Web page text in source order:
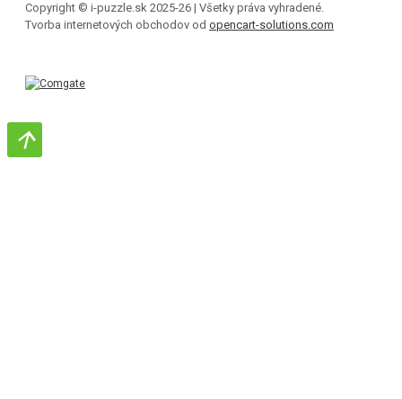
Copyright © i-puzzle.sk 2025-26 | Všetky práva vyhradené.
Tvorba internetových obchodov od opencart-solutions.com